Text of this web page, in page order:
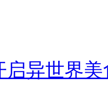
启异世界